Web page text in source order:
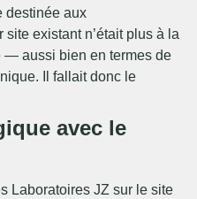
destinée aux
existant n’était plus à la
— aussi bien en termes de
Il fallait donc le
avec le
Laboratoires JZ sur le site